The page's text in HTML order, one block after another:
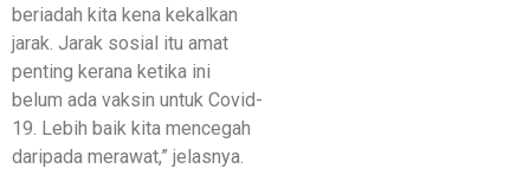
beriadah kita kena kekalkan
jarak. Jarak sosial itu amat
penting kerana ketika ini
belum ada vaksin untuk Covid-
19. Lebih baik kita mencegah
daripada merawat,” jelasnya.